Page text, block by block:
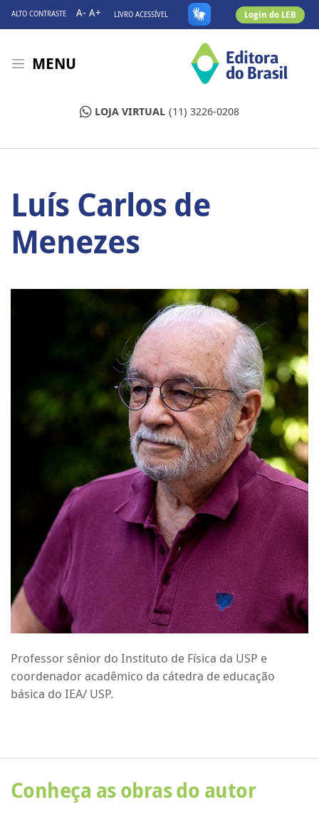
ALTO CONTRASTE A- A+ LIVRO ACESSÍVEL Login do LEB
MENU
LOJA VIRTUAL (11) 3226-0208
Luís Carlos de
Menezes
Professor sênior do Instituto de Física da USP e
coordenador acadêmico da cátedra de educação
básica do IEA/ USP.
Conheça as obras do autor